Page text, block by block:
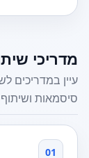
מדריכי
עיין במדריכים
סיסמאות
01